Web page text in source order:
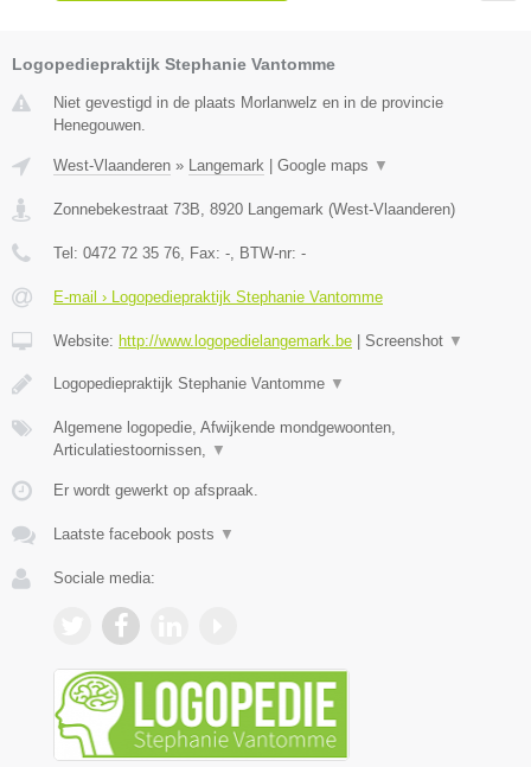
Logopediepraktijk Stephanie Vantomme
Niet gevestigd in de plaats Morlanwelz en in de provincie
Henegouwen.
West-Vlaanderen » Langemark Google maps ▼
Zonnebekestraat 73B, 8920 Langemark (West-Vlaanderen)
Tel: 0472 72 35 76, Fax: -, BTW-nr: -
E-mail › Logopediepraktijk Stephanie Vantomme
Website: http://www.logopedielangemark.be Screenshot ▼
Logopediepraktijk Stephanie Vantomme ▼
Algemene logopedie, Afwijkende mondgewoonten,
Articulatiestoornissen, ▼
Er wordt gewerkt op afspraak.
Laatste facebook posts ▼
Sociale media: